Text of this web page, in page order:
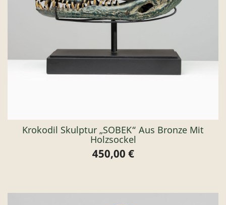
Krokodil Skulptur „SOBEK“ Aus Bronze Mit
Holzsockel
Preis
450,00 €